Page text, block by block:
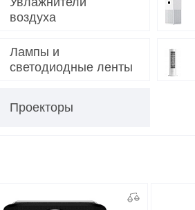
M
realme 14
TCL
TCL 50
TCL 60
воздуха
Лампы и
светодиодные ленты
Проекторы